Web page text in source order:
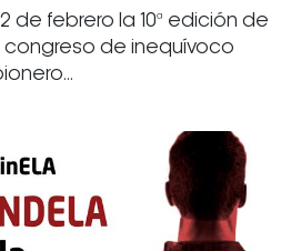
de febrero la 10ª edición de
congreso de inequívoco